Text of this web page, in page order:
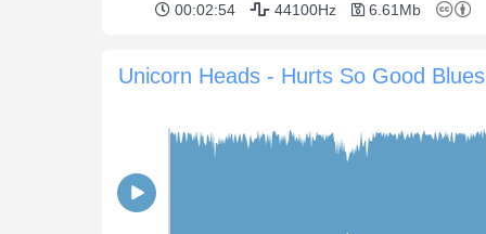
00:02:54 44100Hz 6.61Mb
Unicorn Heads - Hurts So Good Blues